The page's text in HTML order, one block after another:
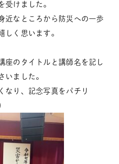
受けました。
近なところから防災への一歩
しく思います。
座のタイトルと講師名を記し
いました。
なり、記念写真をパチリ